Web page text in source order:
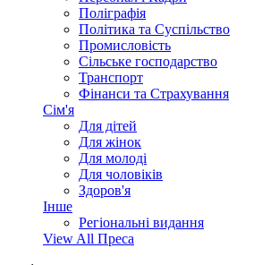
Поліграфія
Політика та Суспільство
Промисловість
Сільське господарство
Транспорт
Фінанси та Страхування
Сім'я
Для дітей
Для жінок
Для молоді
Для чоловіків
Здоров'я
Інше
Регіональні видання
View All Преса